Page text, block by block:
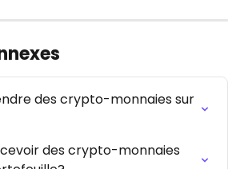
des crypto-monnaies sur
des crypto-monnaies